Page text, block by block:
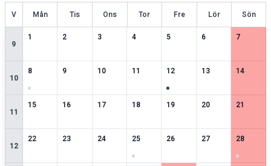
Vecka Mån Tis Ons Tor Fre Lör Sön
9
12 speciella datum
2
2speciella datum
3
2speciella datum
4
2speciella datum
5
2speciella datum
6
2speciella datum
7
1
10
8
3speciella datum
9
2speciella datum
10
2speciella datum
11
2speciella datum
12
3speciella datum
13
1speciella datum
14
2
11
15
2speciella datum
16
2speciella datum
17
1speciella datum
18
2speciella datum
19
2speciella datum
20
2speciella datum
21
1
12
22
2speciella datum
23
2speciella datum
24
2speciella datum
25
1speciella datum
26
1speciella datum
27
2speciella datum
28
3